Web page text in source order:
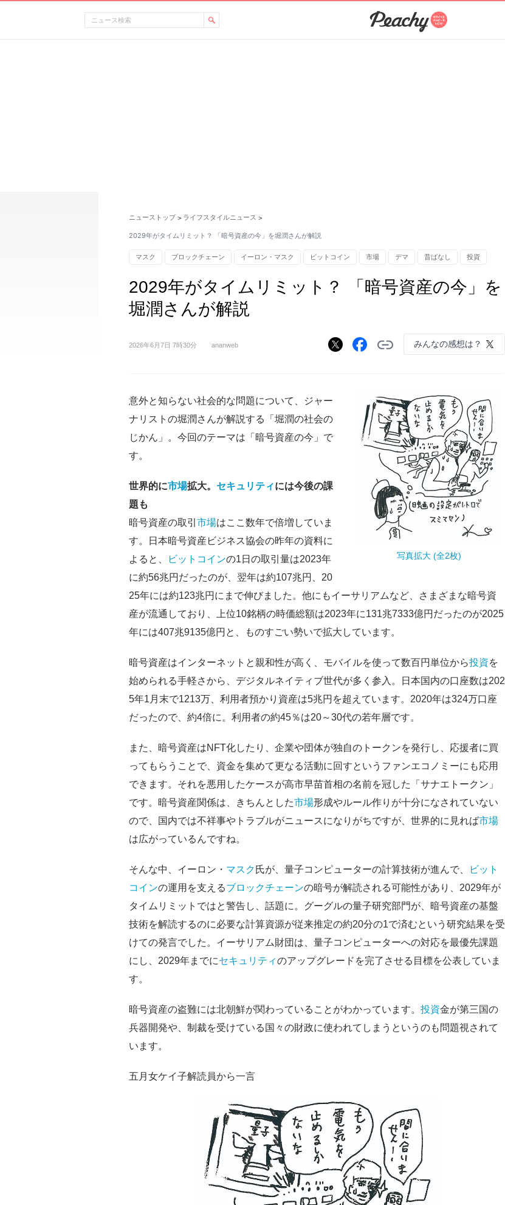
ニューストップ > ライフスタイルニュース >
2029年がタイムリミット？ 「暗号資産の今」を堀潤さんが解説
マスク ブロックチェーン イーロン・マスク ビットコイン 市場 デマ 昔ばなし 投資
2029年がタイムリミット？ 「暗号資産の今」を
堀潤さんが解説
2026年6月7日 7時30分 ananweb みんなの感想は？
写真拡大 (全2枚)
意外と知らない社会的な問題について、ジャー
ナリストの堀潤さんが解説する「堀潤の社会の
じかん」。今回のテーマは「暗号資産の今」で
す。
世界的に市場拡大。 セキュリティには今後の課
題も
暗号資産の取引 市場はここ数年で倍増していま
す。日本暗号資産ビジネス協会の昨年の資料に
よると、
ビットコインの1日の取引量は2023年
に約56兆円だったのが、翌年は約107兆円、20
25年には約123兆円にまで伸びました。他にもイーサリアムなど、さまざまな暗号資
産が流通しており、上位10銘柄の時価総額は2023年に131兆7333億円だったのが2025
年には407兆9135億円と、ものすごい勢いで拡大しています。
暗号資産はインターネットと親和性が高く、モバイルを使って数百円単位から投資を
始められる手軽さから、デジタルネイティブ世代が多く参入。日本国内の口座数は202
5年1月末で1213万、利用者預かり資産は5兆円を超えています。2020年は324万口座
だったので、約4倍に。利用者の約45％は20～30代の若年層です。
また、暗号資産はNFT化したり、企業や団体が独自のトークンを発行し、応援者に買
ってもらうことで、資金を集めて更なる活動に回すというファンエコノミーにも応用
できます。それを悪用したケースが高市早苗首相の名前を冠した「サナエトークン」
です。暗号資産関係は、きちんとした市場形成やルール作りが十分になされていない
ので、国内では不祥事やトラブルがニュースになりがちですが、世界的に見れば市場
は広がっているんですね。
そんな中、イーロン・ マスク 氏が、量子コンピューターの計算技術が進んで、
ビット
コインの運用を支えるブロックチェーンの暗号が解読される可能性があり、2029年が
タイムリミットではと警告し、話題に。グーグルの量子研究部門が、暗号資産の基盤
技術を解読するのに必要な計算資源が従来推定の約20分の1で済むという研究結果を受
けての発言でした。イーサリアム財団は、量子コンピューターへの対応を最優先課題
にし、2029年までにセキュリティのアップグレードを完了させる目標を公表していま
す。
暗号資産の盗難には北朝鮮が関わっていることがわかっています。 投資金が第三国の
兵器開発や、制裁を受けている国々の財政に使われてしまうというのも問題視されて
います。
五月女ケイ子解読員から一言